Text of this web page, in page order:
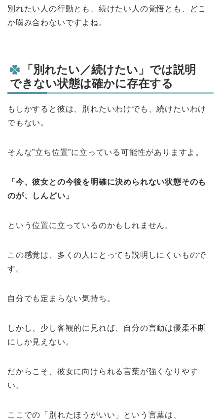
別れたい人の行動とも、続けたい人の覚悟とも、どこ
か噛み合わないですよね。
「別れたい／続けたい」では説明
できない状態は確かに存在する
もしかすると彼は、別れたいわけでも、続けたいわけ
でもない。
そんな”立ち位置”に立っている可能性がありますよ。
「今、彼女との今後を明確に決められない状態そのも
のが、しんどい」
という位置に立っているのかもしれません。
この感覚は、多くの人にとっても説明しにくいもので
す。
自分でも定まらない気持ち。
しかし、少し客観的に見れば、自分の言動は優柔不断
にしか見えない。
だからこそ、彼女に向けられる言葉が強くなりやす
い。
ここでの「別れたほうがいい」という言葉は、